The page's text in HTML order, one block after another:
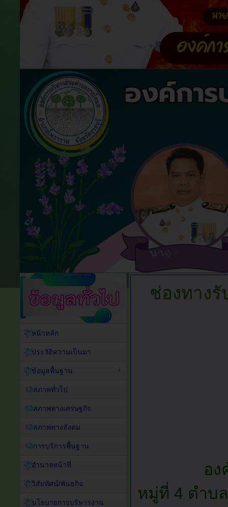
ช่องทาง
อ
หมู่ที่ 4 ตำบ
หน้าหลัก
ประวัติความเป็นมา
ข้อมูลพื้นฐาน
สภาพทั่วไป
สภาพทางเศรษฐกิจ
สภาพทางสังคม
การบริการพื้นฐาน
อำนาจหน้าที่
วิสัยทัศน์/พันธกิจ
นโยบายการบริหารงาน